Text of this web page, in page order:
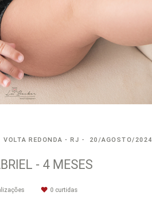
VOLTA REDONDA - RJ 20/AGOSTO/2024
- 4 MESES
0 curtidas